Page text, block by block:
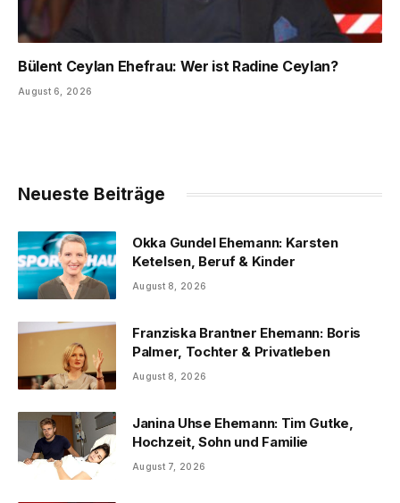
Bülent Ceylan Ehefrau: Wer ist Radine Ceylan?
August 6, 2026
Neueste Beiträge
Okka Gundel Ehemann: Karsten
Ketelsen, Beruf & Kinder
August 8, 2026
Franziska Brantner Ehemann: Boris
Palmer, Tochter & Privatleben
August 8, 2026
Janina Uhse Ehemann: Tim Gutke,
Hochzeit, Sohn und Familie
August 7, 2026